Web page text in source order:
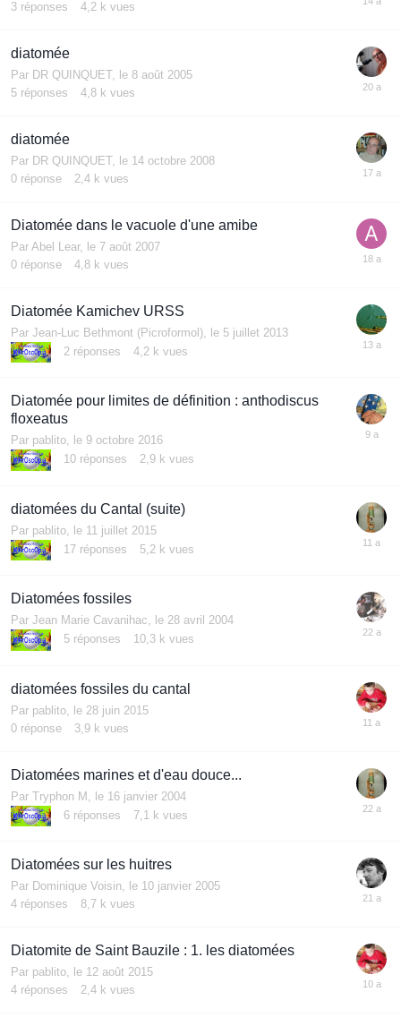
3 réponses 4,2 k vues
diatomée
Par DR QUINQUET, le 8 août 2005
5 réponses 4,8 k vues
diatomée
Par DR QUINQUET, le 14 octobre 2008
0 réponse 2,4 k vues
Diatomée dans le vacuole d'une amibe
Par Abel Lear, le 7 août 2007
0 réponse 4,8 k vues
Diatomée Kamichev URSS
Par Jean-Luc Bethmont (Picroformol) le 5 juillet 2013
2 réponses 4,2 k vues
Diatomée pour limites de définition : anthodiscus
floxeatus
Par pablito, le 9 octobre 2016
10 réponses 2,9 k vues
diatomées du Cantal (suite)
Par pablito le 11 juillet 2015
17 réponses 5,2 k vues
Diatomées fossiles
Par Jean Marie Cavanihac, le 28 avril 2004
5 réponses 10,3 k vues
diatomées fossiles du cantal
Par pablito
le 28 juin 2015
0 réponse 3,9 k vues
Diatomées marines et d'eau douce...
Par Tryphon M
le 16 janvier 2004
6 réponses 7,1 k vues
Diatomées sur les huitres
Par Dominique Voisin, le 10 janvier 2005
4 réponses 8,7 k vues
Diatomite de Saint Bauzile : 1. les diatomées
Par pablito, le 12 août 2015
4 réponses 2,4 k vues